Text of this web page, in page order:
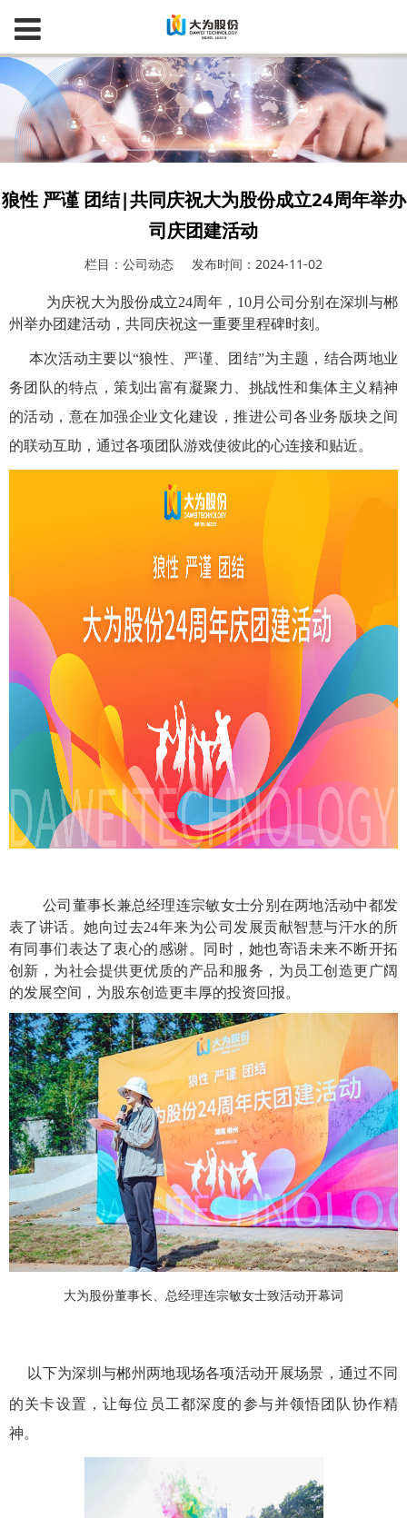
狼性 严谨 团结|共同庆祝大为股份成立24周年举办
司庆团建活动
栏目：公司动态 发布时间：2024-11-02
为庆祝大为股份成立24周年，10月公司分别在深圳与郴
州举办团建活动，共同庆祝这一重要里程碑时刻。
本次活动主要以“狼性、严谨、团结”为主题，结合两地业
务团队的特点，策划出富有凝聚力、挑战性和集体主义精神
的活动，意在加强企业文化建设，推进公司各业务版块之间
的联动互助，通过各项团队游戏使彼此的心连接和贴近。
公司董事长兼总经理连宗敏女士分别在两地活动中都发
表了讲话。她向过去24年来为公司发展贡献智慧与汗水的所
有同事们表达了衷心的感谢。同时，她也寄语未来不断开拓
创新，为社会提供更优质的产品和服务，为员工创造更广阔
的发展空间，为股东创造更丰厚的投资回报。
大为股份董事长、总经理连宗敏女士致活动开幕词
以下为深圳与郴州两地现场各项活动开展场景，通过不同
的关卡设置，让每位员工都深度的参与并领悟团队协作精
神。